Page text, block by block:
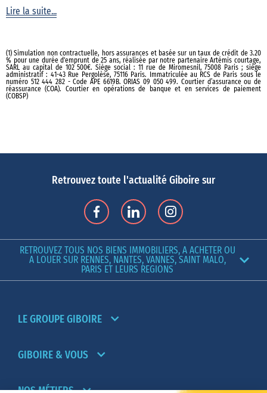
la plus peuplée du Grand Ouest français et la première ville de
lieux culturels, la ville attire chaque année de plus en plus
d’habitants. Labellisée ville d’art et d’histoire, Rennes attire
chaque année de nombreux touristes séduits par son patrimoine
médiéval unique. Quant au
Si vous envisagezd’acheter un appartement à Rennes, la première
logement est : « dans quel quartier s’installer ? » En effet, les
critères à prendre en compte sont multiples : l’accessibilité, le
transports en commun, la présence d’activités et de loisirs, les
lieux de culture, les bars et les restaurants.
son histoire et son identité propre.
Si vous travaillez dans l’hypercentre, que vous aimez faire du
Lire la suite...
(1) Simulation non contractuelle, hors assurances et basée sur un taux de crédit de 3.20
% pour une durée d'emprunt de 25 ans, réalisée par notre partenaire Artémis courtage,
SARL au capital de 102 500€. Siège social : 11 rue de Miromesnil, 75008 Paris ; siège
administratif : 41-43 Rue Pergolèse, 75116 Paris. Immatriculée au RCS de Paris sous le
numéro 512 444 282 - Code APE 6619B. ORIAS 09 050 499. Courtier d’assurance ou de
réassurance (COA). Courtier en opérations de banque et en services de paiement
(COBSP)
Retrouvez toute l'actualité Giboire sur
RETROUVEZ TOUS NOS BIENS IMMOBILIERS, A ACHETER OU
A LOUER SUR RENNES, NANTES, VANNES, SAINT MALO,
PARIS ET LEURS REGIONS
LE GROUPE GIBOIRE
GIBOIRE & VOUS